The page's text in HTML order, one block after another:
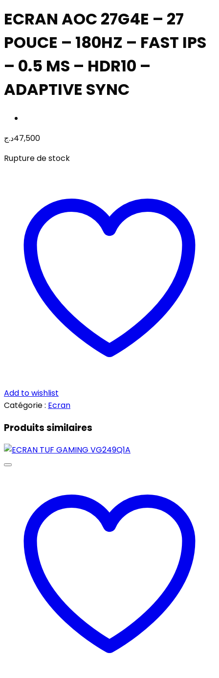
ECRAN AOC 27G4E – 27
POUCE – 180HZ – FAST IPS
– 0.5 MS – HDR10 –
ADAPTIVE SYNC
47,500د.ج
Rupture de stock
Add to wishlist
Catégorie : Ecran
Produits similaires